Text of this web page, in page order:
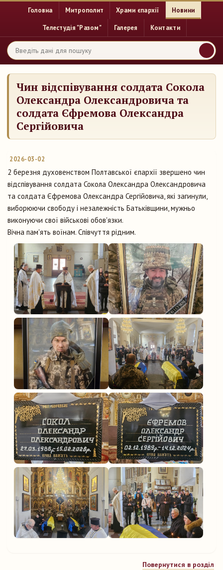
Головна Митрополит Храми єпархії Новини
Телестудія "Разом" Галерея Контакти
Чин відспівування солдата Сокола
Олександра Олександровича та
солдата Єфремова Олександра
Сергійовича
2026-03-02
2 березня духовенством Полтавської єпархії звершено чин
відспівування солдата Сокола Олександра Олександровича
та солдата Єфремова Олександра Сергійовича, які загинули,
виборюючи свободу і незалежність Батьківщини, мужньо
виконуючи свої військові обов'язки.
Вічна пам'ять воїнам. Співчуття рідним.
Повернутися в розділ